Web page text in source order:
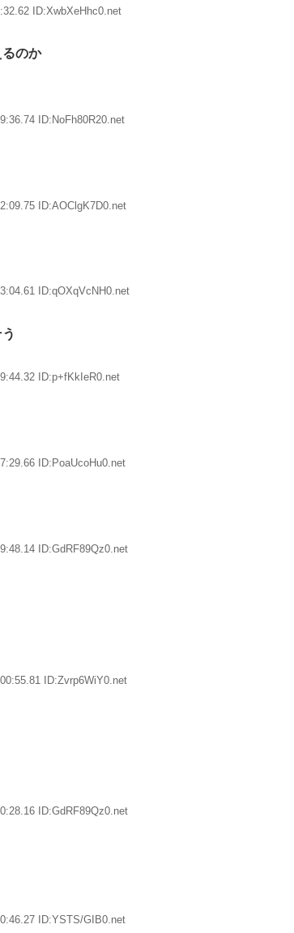
ID:XwbXeHhc0.net
のか
ID:NoFh80R20.net
ID:AOClgK7D0.net
ID:qOXqVcNH0.net
ID:p+fKkIeR0.net
ID:PoaUcoHu0.net
ID:GdRF89Qz0.net
ID:Zvrp6WiY0.net
ID:GdRF89Qz0.net
ID:YSTS/GIB0.net